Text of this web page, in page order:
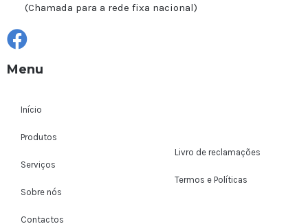
(Chamada para a rede fixa nacional)
Menu
Início
Produtos
Serviços
Sobre nós
Contactos
Livro de reclamações
Termos e Políticas